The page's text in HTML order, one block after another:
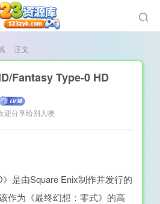
正文
Fantasy Type-0 HD
迎分享给别人噢
》是由Square Enix制作并发行的
作为《最终幻想：零式》的高